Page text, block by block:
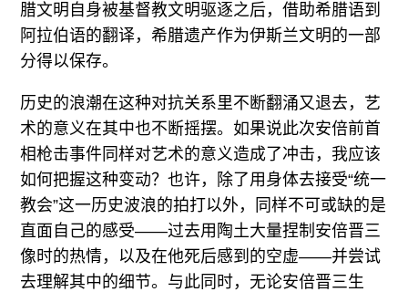
腊文明自身被基督教文明驱逐之后，借助希腊语到
阿拉伯语的翻译，希腊遗产作为伊斯兰文明的一部
分得以保存。
历史的浪潮在这种对抗关系里不断翻涌又退去，艺
术的意义在其中也不断摇摆。如果说此次安倍前首
相枪击事件同样对艺术的意义造成了冲击，我应该
如何把握这种变动？也许，除了用身体去接受“统一
教会”这一历史波浪的拍打以外，同样不可或缺的是
直面自己的感受——过去用陶土大量捏制安倍晋三
像时的热情，以及在他死后感到的空虚——并尝试
去理解其中的细节。与此同时，无论安倍晋三生